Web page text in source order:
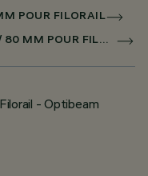
POUR FILORAIL
LE PERROQUET SUSPENSION Ø 55 / 80 MM POUR FILORAIL DALI POWERLINE
- Optibeam